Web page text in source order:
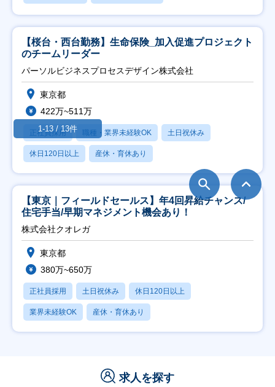
【桜台・西台勤務】生命保険_加入促進プロジェクト
のチームリーダー
パーソルビジネスプロセスデザイン株式会社
東京都
422万~511万
正社員採用 職種・業界未経験OK 土日祝休み
休日120日以上 産休・育休あり
【東京｜フィールドセールス】年4回昇給チャンス/
住宅手当/早期マネジメント機会あり！
株式会社クオレガ
東京都
380万~650万
正社員採用 土日祝休み 休日120日以上
業界未経験OK 産休・育休あり
求人を探す
1-13 / 13件